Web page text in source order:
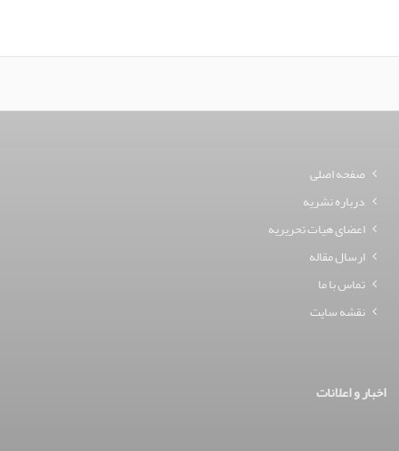
صفحه اصلی
درباره نشریه
اعضای هیات تحریریه
ارسال مقاله
تماس با ما
نقشه سایت
اخبار و اعلانات